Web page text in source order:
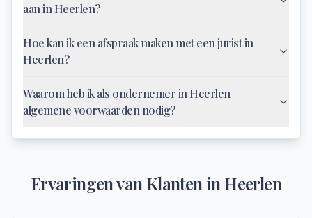
aan in Heerlen?
Hoe kan ik een afspraak maken met een jurist in
Heerlen?
Waarom heb ik als ondernemer in Heerlen
algemene voorwaarden nodig?
Ervaringen van Klanten in Heerlen